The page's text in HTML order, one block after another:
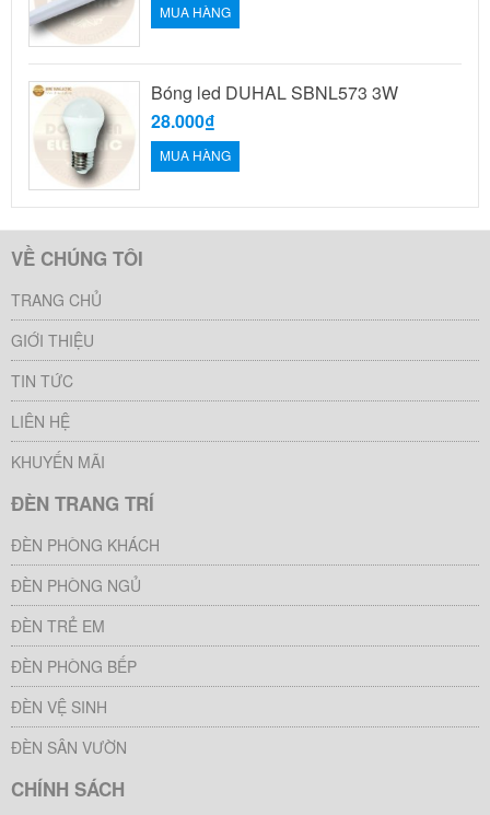
MUA HÀNG
Bóng led DUHAL SBNL573 3W
28.000₫
MUA HÀNG
VỀ CHÚNG TÔI
TRANG CHỦ
GIỚI THIỆU
TIN TỨC
LIÊN HỆ
KHUYẾN MÃI
ĐÈN TRANG TRÍ
ĐÈN PHÒNG KHÁCH
ĐÈN PHÒNG NGỦ
ĐÈN TRẺ EM
ĐÈN PHÒNG BẾP
ĐÈN VỆ SINH
ĐÈN SÂN VƯỜN
CHÍNH SÁCH